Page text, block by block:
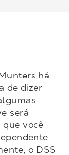
há
de dizer
será
que você
o DSS